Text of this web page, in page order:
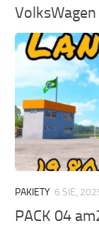
PAKIETY 6 SIE,
PACK 04